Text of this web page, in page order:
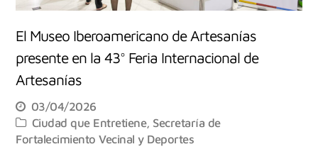
El Museo Iberoamericano de Artesanías
presente en la 43° Feria Internacional de
Artesanías
03/04/2026
Ciudad que Entretiene, Secretaría de
Fortalecimiento Vecinal y Deportes